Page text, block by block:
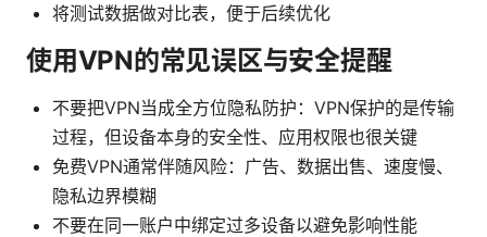
将测试数据做对比表，便于后续优化
使用VPN的常见误区与安全提醒
不要把VPN当成全方位隐私防护：VPN保护的是传输
过程，但设备本身的安全性、应用权限也很关键
免费VPN通常伴随风险：广告、数据出售、速度慢、
隐私边界模糊
不要在同一账户中绑定过多设备以避免影响性能